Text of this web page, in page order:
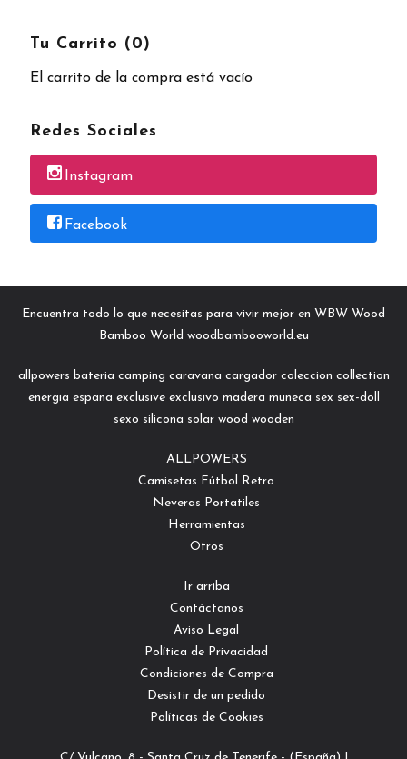
Tu Carrito (0)
El carrito de la compra está vacío
Redes Sociales
Instagram
Facebook
Encuentra todo lo que necesitas para vivir mejor en WBW Wood
Bamboo World woodbambooworld.eu
allpowers bateria camping caravana cargador coleccion collection
energia espana exclusive exclusivo madera muneca sex sex-doll
sexo silicona solar wood wooden
ALLPOWERS
Camisetas Fútbol Retro
Neveras Portatiles
Herramientas
Otros
Ir arriba
Contáctanos
Aviso Legal
Política de Privacidad
Condiciones de Compra
Desistir de un pedido
Políticas de Cookies